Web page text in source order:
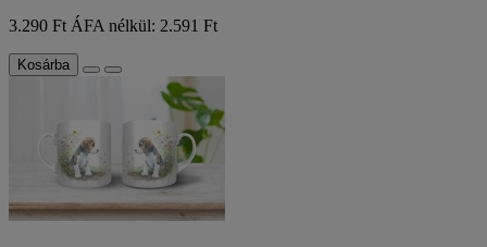
3.290 Ft ÁFA nélkül: 2.591 Ft
Kosárba